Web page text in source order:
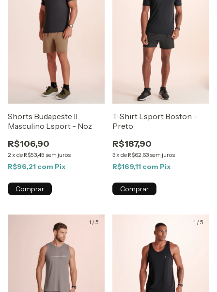
Shorts Budapeste II
Masculino Lsport - Noz
R$106,90
2 x de R$53,45 sem juros
R$96,21 com Pix
Comprar
T-Shirt Lsport Boston -
Preto
R$187,90
3 x de R$62,63 sem juros
R$169,11 com Pix
Comprar
1 /5 1 /5